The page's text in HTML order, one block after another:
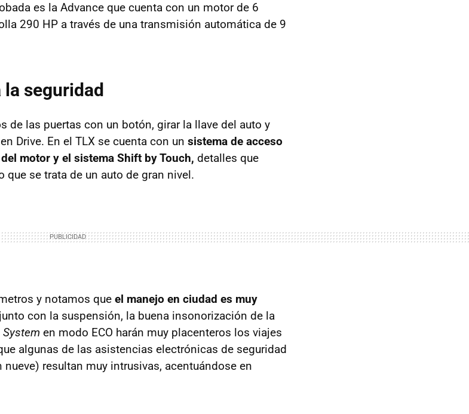
es la Advance que cuenta con un motor de 6
290 HP a través de una transmisión automática de 9
seguridad
de las puertas con un botón, girar la llave del auto y
Drive. En el TLX se cuenta con un sistema de acceso
motor y el sistema Shift by Touch, detalles que
que se trata de un auto de gran nivel.
y notamos que el manejo en ciudad es muy
con la suspensión, la buena insonorización de la
en modo ECO harán muy placenteros los viajes
algunas de las asistencias electrónicas de seguridad
resultan muy intrusivas, acentuándose en